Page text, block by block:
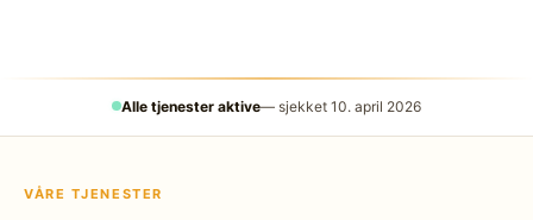
Alle tjenester aktive— sjekket 10. april 2026
VÅRE TJENESTER